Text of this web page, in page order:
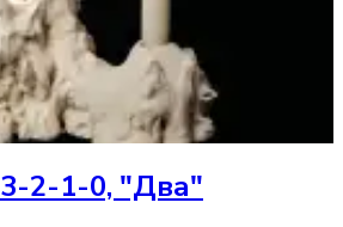
3-2-1-0, "Два"